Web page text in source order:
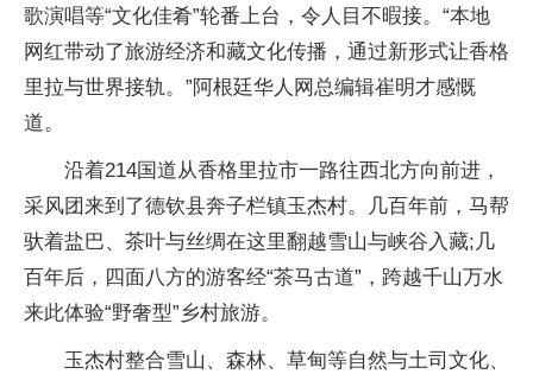
歌演唱等“文化佳肴”轮番上台，令人目不暇接。“本地
网红带动了旅游经济和藏文化传播，通过新形式让香格
里拉与世界接轨。”阿根廷华人网总编辑崔明才感慨
道。
沿着214国道从香格里拉市一路往西北方向前进，
采风团来到了德钦县奔子栏镇玉杰村。几百年前，马帮
驮着盐巴、茶叶与丝绸在这里翻越雪山与峡谷入藏;几
百年后，四面八方的游客经“茶马古道”，跨越千山万水
来此体验“野奢型”乡村旅游。
玉杰村整合雪山、森林、草甸等自然与土司文化、